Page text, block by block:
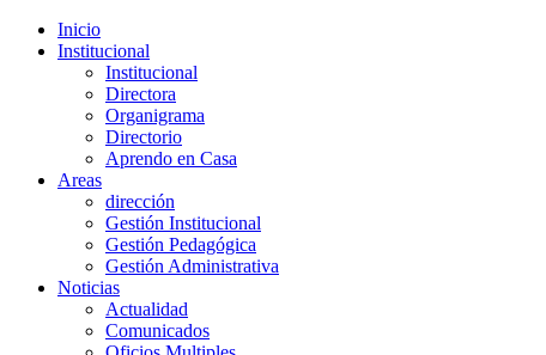
Inicio
Institucional
Institucional
Directora
Organigrama
Directorio
Aprendo en Casa
Areas
dirección
Gestión Institucional
Gestión Pedagógica
Gestión Administrativa
Noticias
Actualidad
Comunicados